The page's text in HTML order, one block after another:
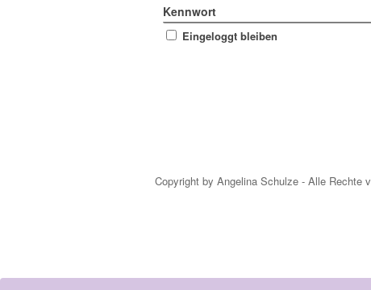
Kennwort
Eingeloggt bleiben
Copyright by Angelina Schulze - Alle Rechte